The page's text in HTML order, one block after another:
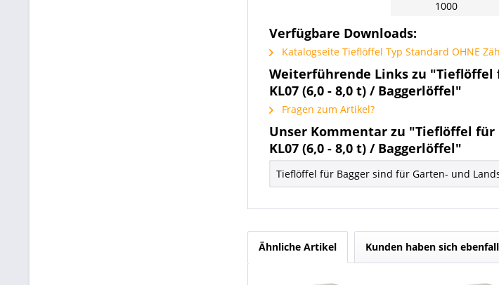
1000
Verfügbare Downloads:
Katalogseite Tieflöffel Typ Standard OHNE
Weiterführende Links zu "Tieflöffel
KL07 (6,0 - 8,0 t) / Baggerlöffel"
Fragen zum Artikel?
Unser Kommentar zu "Tieflöffel für
KL07 (6,0 - 8,0 t) / Baggerlöffel"
Tieflöffel für Bagger sind für Garten- und
Ähnliche Artikel Kunden haben sich